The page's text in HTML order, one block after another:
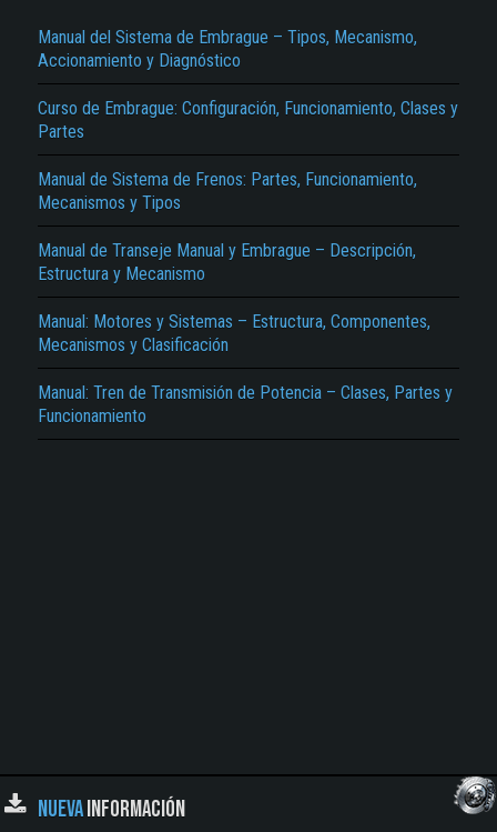
Manual del Sistema de Embrague – Tipos, Mecanismo,
Accionamiento y Diagnóstico
Curso de Embrague: Configuración, Funcionamiento, Clases y
Partes
Manual de Sistema de Frenos: Partes, Funcionamiento,
Mecanismos y Tipos
Manual de Transeje Manual y Embrague – Descripción,
Estructura y Mecanismo
Manual: Motores y Sistemas – Estructura, Componentes,
Mecanismos y Clasificación
Manual: Tren de Transmisión de Potencia – Clases, Partes y
Funcionamiento
NUEVAINFORMACIÓN
No carga o no se visualiza el contenido.
Reportar otro tipo de error...